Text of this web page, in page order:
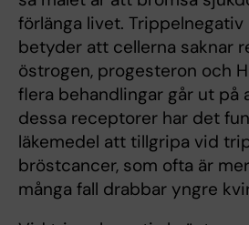
förlänga livet.
betyder att cellerna saknar
östrogen, progesteron och
flera behandlingar går ut på
dessa receptorer har det
läkemedel att tillgripa vid
bröstcancer, som ofta är
många fall drabbar yngre